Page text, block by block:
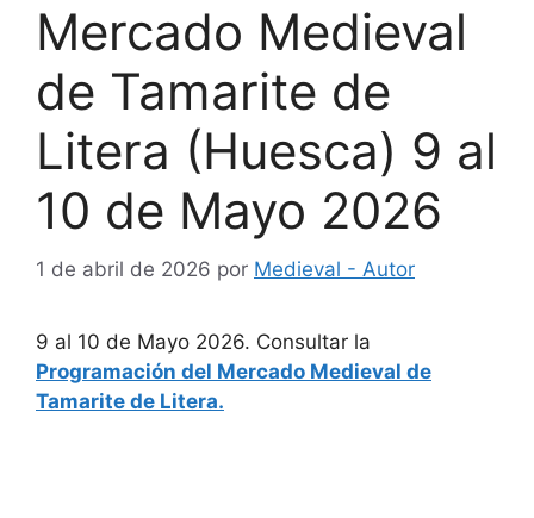
Mercado Medieval
de Tamarite de
Litera (Huesca) 9 al
10 de Mayo 2026
1 de abril de 2026 por Medieval - Autor
9 al 10 de Mayo 2026. Consultar la
Programación del Mercado Medieval de
Tamarite de Litera.